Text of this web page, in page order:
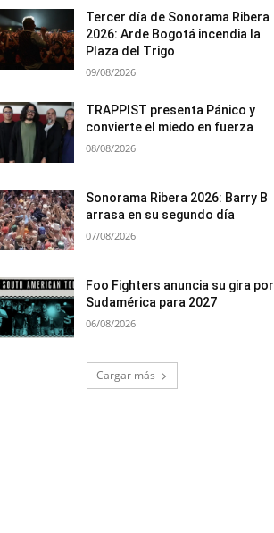
Tercer día de Sonorama Ribera
2026: Arde Bogotá incendia la
Plaza del Trigo
09/08/2026
TRAPPIST presenta Pánico y
convierte el miedo en fuerza
08/08/2026
Sonorama Ribera 2026: Barry B
arrasa en su segundo día
07/08/2026
Foo Fighters anuncia su gira por
Sudamérica para 2027
06/08/2026
Cargar más